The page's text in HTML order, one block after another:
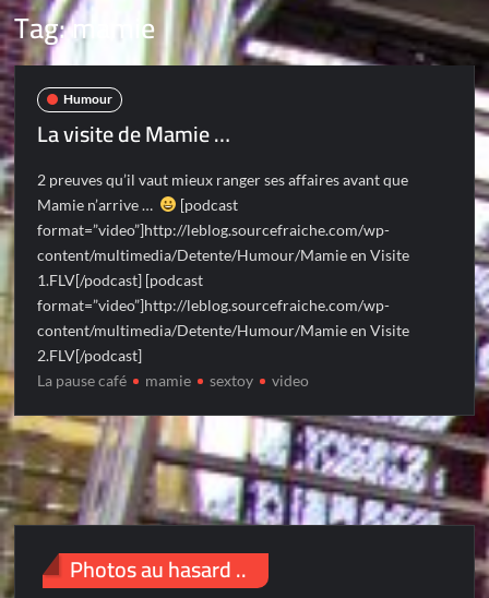
Tag:mamie
Humour
La visite de Mamie …
2 preuves qu’il vaut mieux ranger ses affaires avant que
Mamie n’arrive …
[podcast
format=”video”]http://leblog.sourcefraiche.com/wp-
content/multimedia/Detente/Humour/Mamie en Visite
1.FLV[/podcast] [podcast
format=”video”]http://leblog.sourcefraiche.com/wp-
content/multimedia/Detente/Humour/Mamie en Visite
2.FLV[/podcast]
La pause café
mamie sextoy video
Photos au hasard ..